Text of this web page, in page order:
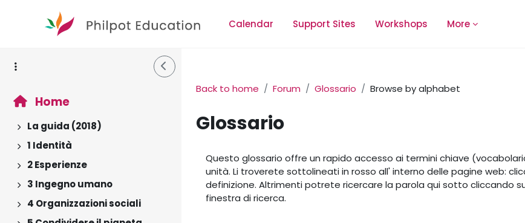
Calendar
Support Sites Workshops More
Side Drawer
Home
Expand
La guida (2018)
Expand
1 Identità
Expand
2 Esperienze
Expand
3 Ingegno umano
Expand
4 Organizzazioni sociali
Back to home Forum Glossario Browse by alphabet
Glossario
Questo glossario offre un rapido accesso ai termini chiave
unità. Li troverete sottolineati in rosso all' interno delle pagine web:
definizione. Altrimenti potrete ricercare la parola qui sotto cliccando
finestra di ricerca.